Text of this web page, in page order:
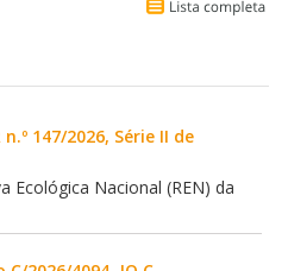
147/2026, Série II de
Ecológica Nacional (REN) da